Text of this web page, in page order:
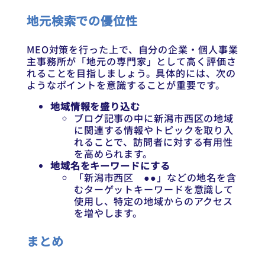
地元検索での優位性
MEO対策を行った上で、自分の企業・個人事業
主事務所が「地元の専門家」として高く評価さ
れることを目指しましょう。具体的には、次の
ようなポイントを意識することが重要です。
地域情報を盛り込む
ブログ記事の中に新潟市西区の地域
に関連する情報やトピックを取り入
れることで、訪問者に対する有用性
を高められます。
地域名をキーワードにする
「新潟市西区 ●●」などの地名を含
むターゲットキーワードを意識して
使用し、特定の地域からのアクセス
を増やします。
まとめ